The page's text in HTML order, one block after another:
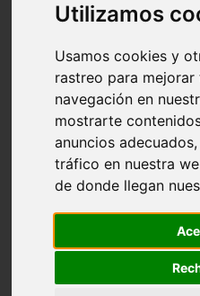
Utilizamos
Usamos cookies y
rastreo para
navegación en
mostrarte
anuncios
tráfico en nuestra
de donde llegan
protagonistas
reptiles
adopci n
ferias
snacks
acuario
iberzoo propet
comercios
estanques
viajar
especies invasoras
agua